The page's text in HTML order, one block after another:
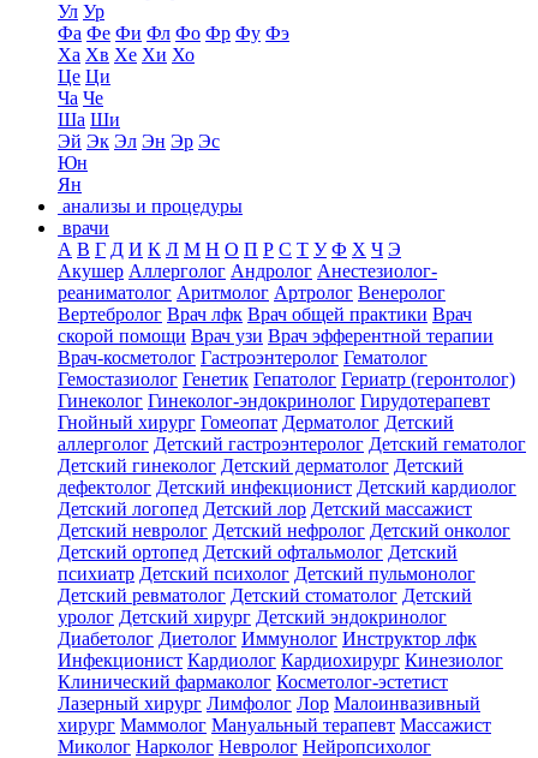
Ул Ур
Фа Фе Фи Фл Фо Фр Фу Фэ
Ха Хв Хе Хи Хо
Це Ци
Ча Че
Ша Ши
Эй Эк Эл Эн Эр Эс
Юн
Ян
анализы и процедуры
врачи
А В Г Д И К Л М Н О П Р С Т У Ф Х Ч Э
Акушер Аллерголог Андролог Анестезиолог-
реаниматолог Аритмолог Артролог Венеролог
Вертебролог Врач лфк Врач общей практики Врач
скорой помощи Врач узи Врач эфферентной терапии
Врач-косметолог Гастроэнтеролог Гематолог
Гемостазиолог Генетик Гепатолог Гериатр (геронтолог)
Гинеколог Гинеколог-эндокринолог Гирудотерапевт
Гнойный хирург Гомеопат Дерматолог Детский
аллерголог Детский гастроэнтеролог Детский гематолог
Детский гинеколог Детский дерматолог Детский
дефектолог Детский инфекционист Детский кардиолог
Детский логопед Детский лор Детский массажист
Детский невролог Детский нефролог Детский онколог
Детский ортопед Детский офтальмолог Детский
психиатр Детский психолог Детский пульмонолог
Детский ревматолог Детский стоматолог Детский
уролог Детский хирург Детский эндокринолог
Диабетолог Диетолог Иммунолог Инструктор лфк
Инфекционист Кардиолог Кардиохирург Кинезиолог
Клинический фармаколог Косметолог-эстетист
Лазерный хирург Лимфолог Лор Малоинвазивный
хирург Маммолог Мануальный терапевт Массажист
Миколог Нарколог Невролог Нейропсихолог